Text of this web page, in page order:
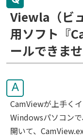
Viewla（ビ
用ソフト『
ールできませ
A
CamViewが上手く
Windowsパソコン
開いて、